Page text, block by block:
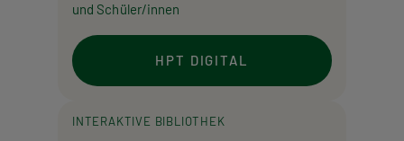
und Schüler/innen
HPT DIGITAL
INTERAKTIVE BIBLIOTHEK